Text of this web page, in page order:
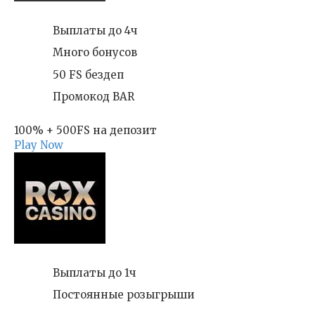
Выплаты до 4ч
Много бонусов
50 FS бездеп
Промокод BAR
100% + 500FS на депозит
Play Now
Выплаты до 1ч
Постоянные розыгрыши